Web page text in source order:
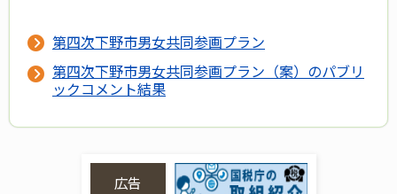
第四次下野市男女共同参画プラン
第四次下野市男女共同参画プラン（案）のパブリ
ックコメント結果
広告